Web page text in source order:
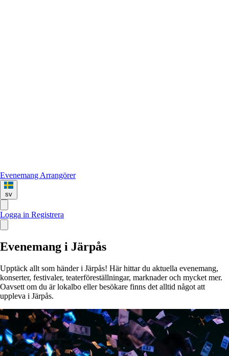
Evenemang Arrangörer
sv
Logga in Registrera
Evenemang i Järpås
Upptäck allt som händer i Järpås! Här hittar du aktuella evenemang,
konserter, festivaler, teaterföreställningar, marknader och mycket mer.
Oavsett om du är lokalbo eller besökare finns det alltid något att
uppleva i Järpås.